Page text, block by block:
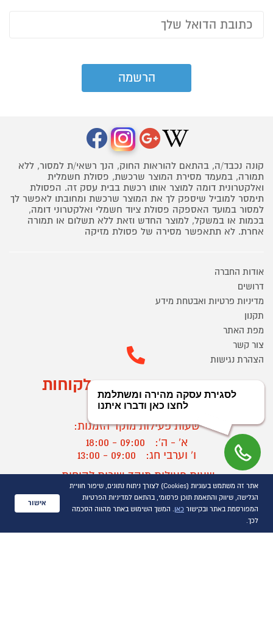
קונה נכבד/ה, בהתאם להוראות החוק, הנך רשאי/ת למסור, ללא
תמורה, במעמד מסירת המוצר שרכשת, פסולת חשמלית
ואלקטרונית דומה למוצר אותו רכשת בבית עסק זה. הפסולת
תימסר למוביל שיספק לך את המוצר שרכשת ומחובתו לאפשר לך
למסור במועד האספקה פסולת ציוד חשמלי ואלקטרוני דומה,
בכמות או במשקל, למוצר החדש וזאת ללא תשלום או תמורה
אחרת. לא תתאפשר מסירה של פסולת מזיקה
אודות החברה
דרושים
מדיניות פרטיות ואבטחת מידע
תקנון
מפת האתר
צור קשר
הצהרת נגישות
מוקד הזמנות ושירות לקוחות
03-9545370
שעות פעילות מוקד הזמנות:
א' - ה':
09:00 - 18:00
ו' וערבי חג:
09:00 - 13:00
שעות פעילות מוקד שירות לקוחות:
א' - ד':
09:00 - 16:30
ה :
09:00 - 16:00
חול המועד
?
אתר זה משתמש בעוגיות (Cookies) לצורך ניתוח נתונים, שיפור חוויית
הגלישה, שיווק והתאמת תוכן פרסומי, בהתאם למדיניות הפרטיות
המפורסמת באתר ובקישור כאן. המשך השימוש באתר מהווה הסכמה
לכך.
אישור